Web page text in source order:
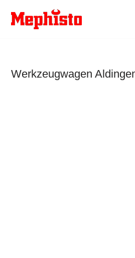
Zum
Werkzeugwagen